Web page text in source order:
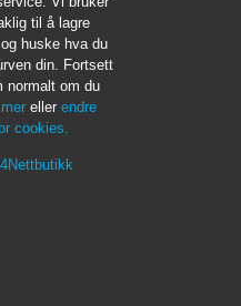
til å lagre
huske hva du
din. Fortsett
normalt om du
mer eller endre
cookies.